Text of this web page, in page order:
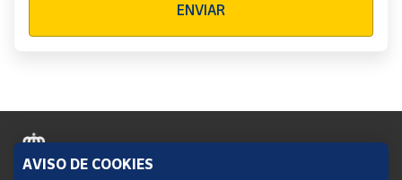
ENVIAR
AVISO DE COOKIES